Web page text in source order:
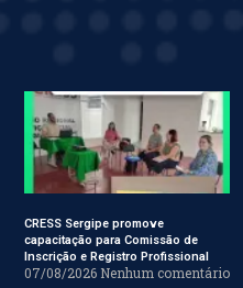
CRESS Sergipe promove
capacitação para Comissão de
Inscrição e Registro Profissional
07/08/2026 Nenhum comentário